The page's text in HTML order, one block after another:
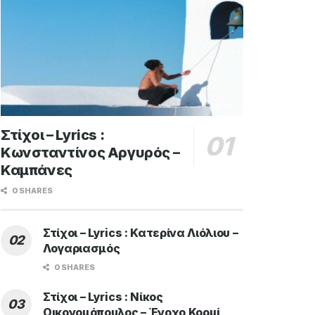
Στίχοι – Lyrics :
Κωνσταντίνος Αργυρός –
Καμπάνες
0 SHARES
Στίχοι – Lyrics : Κατερίνα Λιόλιου –
Λογαριασμός
0 SHARES
Στίχοι – Lyrics : Νίκος
Οικονομόπουλος – Ένοχο Κορμί